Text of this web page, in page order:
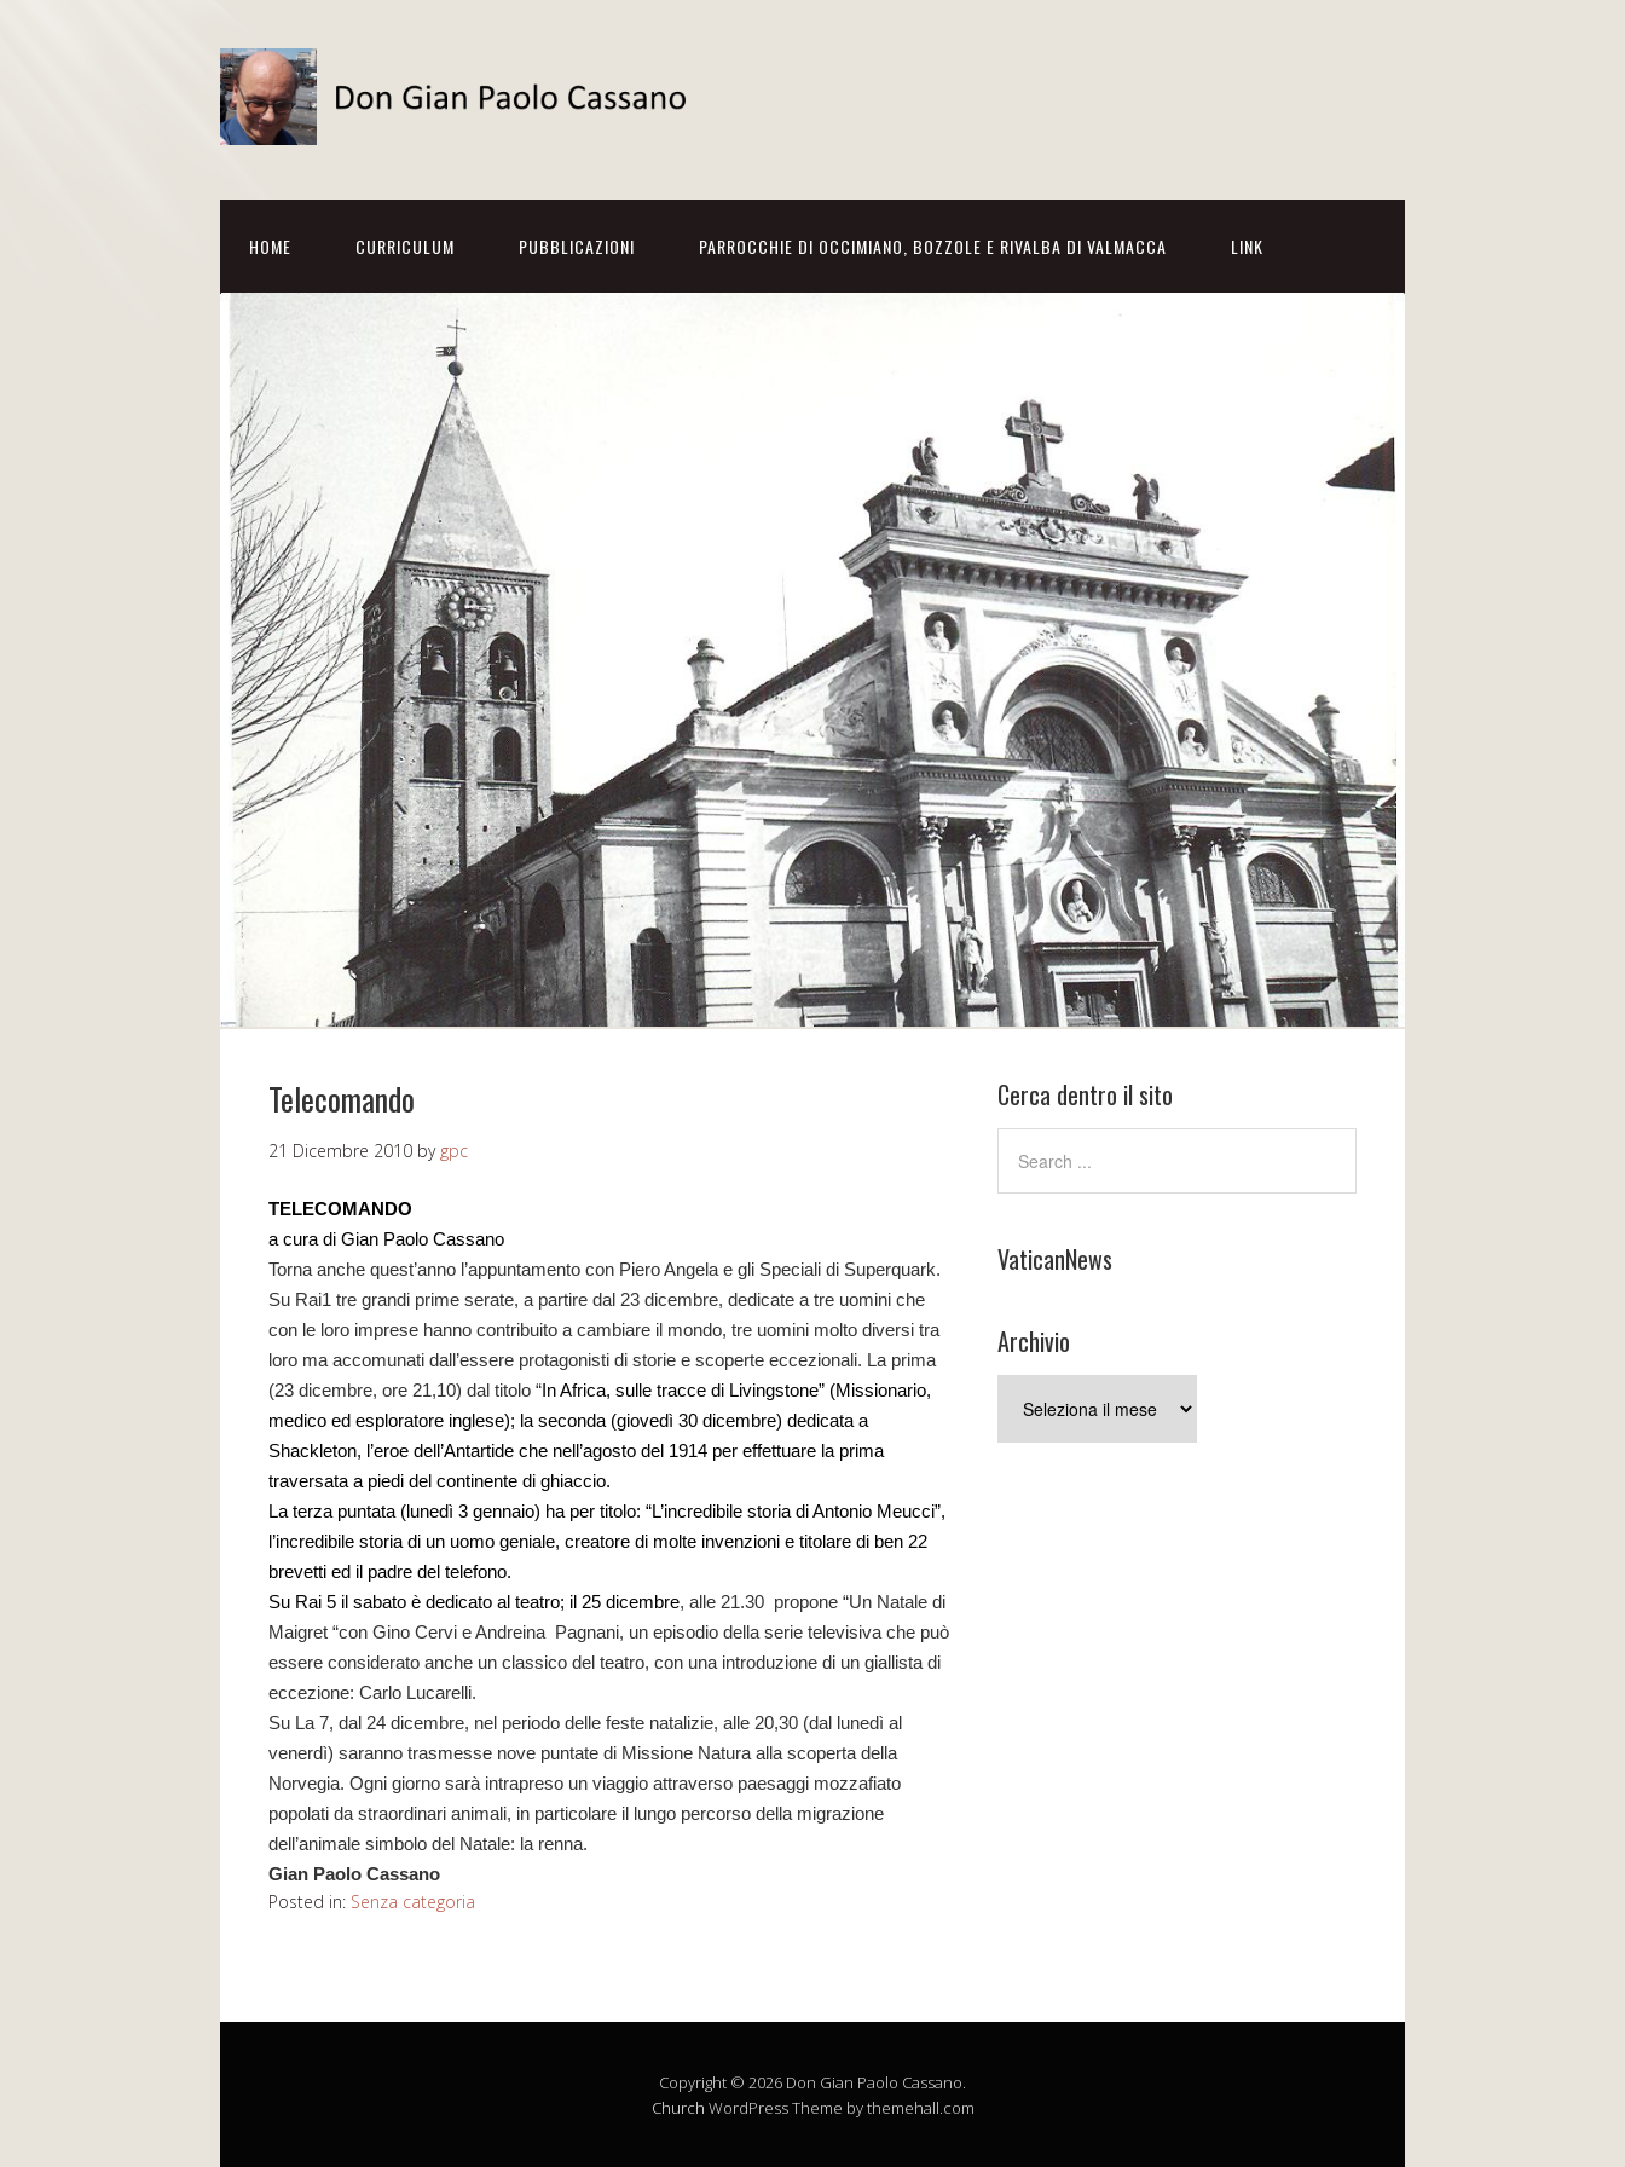
HOME CURRICULUM PUBBLICAZIONI PARROCCHIE DI OCCIMIANO, BOZZOLE E RIVALBA DI VALMACCA LINK
Telecomando
21 Dicembre 2010 by gpc
TELECOMANDO
a cura di Gian Paolo Cassano
Torna anche quest’anno l’appuntamento con Piero Angela e gli Speciali di Superquark.
Su Rai1 tre grandi prime serate, a partire dal 23 dicembre, dedicate a tre uomini che
con le loro imprese hanno contribuito a cambiare il mondo, tre uomini molto diversi tra
loro ma accomunati dall’essere protagonisti di storie e scoperte eccezionali. La prima
(23 dicembre, ore 21,10) dal titolo “ In Africa, sulle tracce di Livingstone” (Missionario,
medico ed esploratore inglese); la seconda (giovedì 30 dicembre) dedicata a
Shackleton, l’eroe dell’Antartide che nell’agosto del 1914 per effettuare la prima
traversata a piedi del continente di ghiaccio.
La terza puntata (lunedì 3 gennaio) ha per titolo: “L’incredibile storia di Antonio Meucci”,
l’incredibile storia di un uomo geniale, creatore di molte invenzioni e titolare di ben 22
brevetti ed il padre del telefono.
Su Rai 5 il sabato è dedicato al teatro; il 25 dicembre, alle 21.30 propone “Un Natale di
Maigret “con Gino Cervi e Andreina Pagnani, un episodio della serie televisiva che può
essere considerato anche un classico del teatro, con una introduzione di un giallista di
eccezione: Carlo Lucarelli.
Su La 7, dal 24 dicembre, nel periodo delle feste natalizie, alle 20,30 (dal lunedì al
venerdì) saranno trasmesse nove puntate di Missione Natura alla scoperta della
Norvegia. Ogni giorno sarà intrapreso un viaggio attraverso paesaggi mozzafiato
popolati da straordinari animali, in particolare il lungo percorso della migrazione
dell’animale simbolo del Natale: la renna.
Gian Paolo Cassano
Posted in: Senza categoria
Cerca dentro il sito
VaticanNews
Archivio
Copyright © 2026 Don Gian Paolo Cassano.
Church WordPress Theme by themehall.com